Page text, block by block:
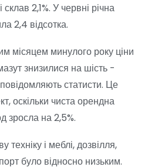
2,1%. У червні річна
2,4 відсотка.
місяцем минулого року ціни
знизилися на шість -
статисти. Це
оскільки чиста орендна
зросла на 2,5%.
техніку і меблі, дозвілля,
було відносно низьким.